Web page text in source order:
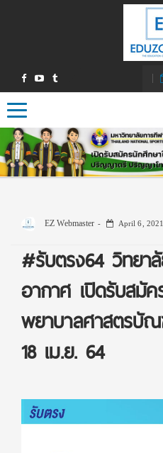
Toggle navigation
EZ Webmaster April 6, 2021
#รับตรง64 วิทยา
อากาศ เปิดรับสมั
พยาบาลศาสตรบั
18 เม.ย. 64